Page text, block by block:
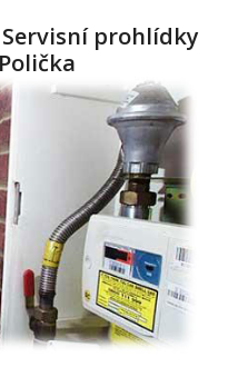
prohlídky